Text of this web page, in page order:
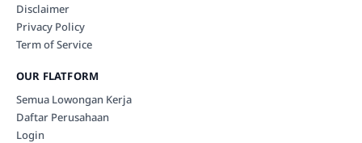
Disclaimer
Privacy Policy
Term of Service
OUR FLATFORM
Semua Lowongan Kerja
Daftar Perusahaan
Login